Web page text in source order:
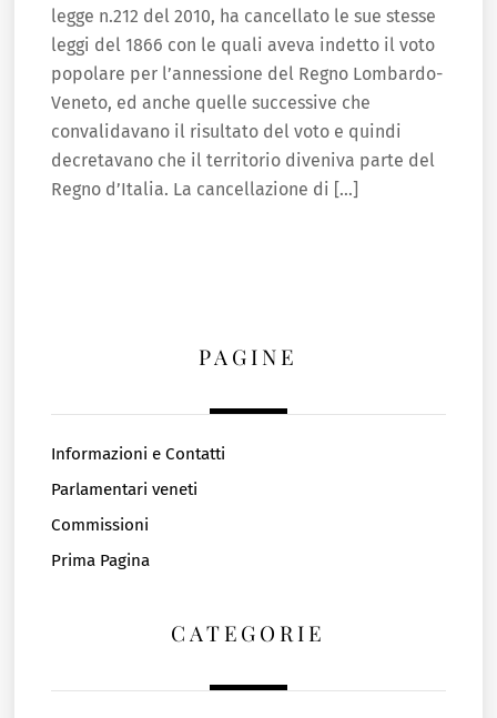
legge n.212 del 2010, ha cancellato le sue stesse
leggi del 1866 con le quali aveva indetto il voto
popolare per l’annessione del Regno Lombardo-
Veneto, ed anche quelle successive che
convalidavano il risultato del voto e quindi
decretavano che il territorio diveniva parte del
Regno d’Italia. La cancellazione di […]
PAGINE
Informazioni e Contatti
Parlamentari veneti
Commissioni
Prima Pagina
CATEGORIE